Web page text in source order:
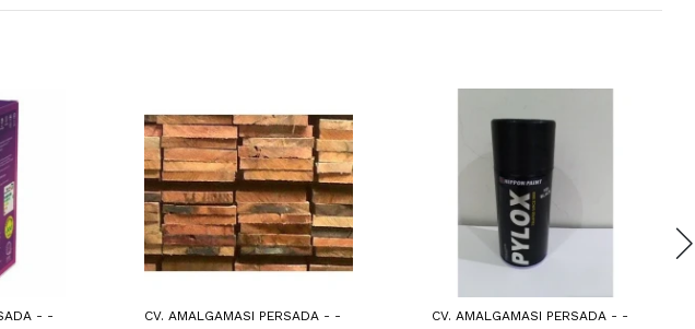
- - CV. AMALGAMASI PERSADA - - CV. AMALGAMASI PERSADA - -